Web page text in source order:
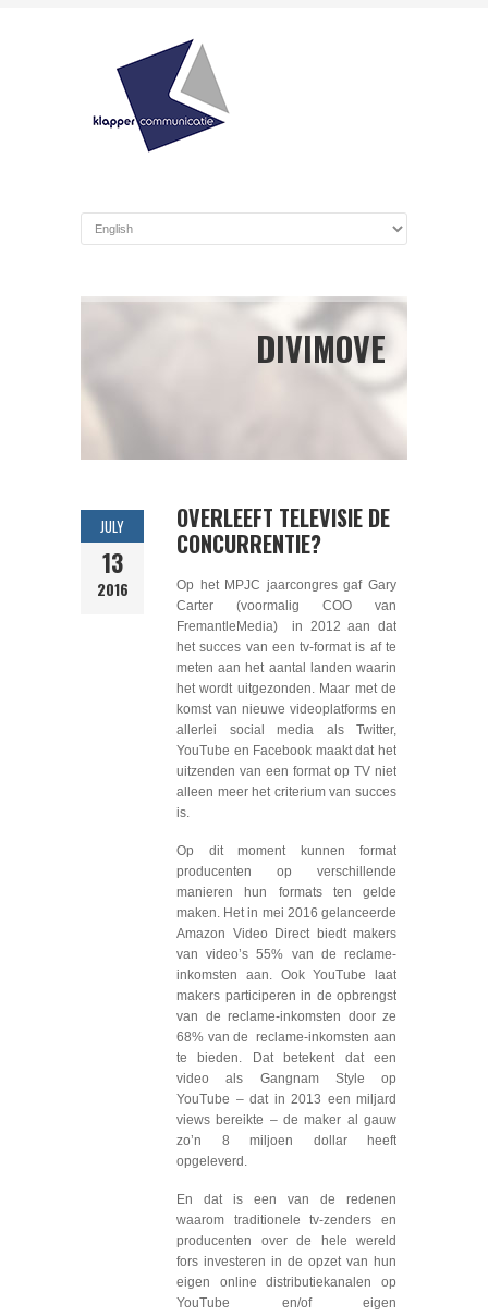
DIVIMOVE
JULY
13
2016
OVERLEEFT TELEVISIE DE
CONCURRENTIE?
Op het MPJC jaarcongres gaf Gary
Carter (voormalig COO van
FremantleMedia) in 2012 aan dat
het succes van een tv-format is af te
meten aan het aantal landen waarin
het wordt uitgezonden. Maar met de
komst van nieuwe videoplatforms en
allerlei social media als Twitter,
YouTube en Facebook maakt dat het
uitzenden van een format op TV niet
alleen meer het criterium van succes
is.
Op dit moment kunnen format
producenten op verschillende
manieren hun formats ten gelde
maken. Het in mei 2016 gelanceerde
Amazon Video Direct biedt makers
van video’s 55% van de reclame-
inkomsten aan. Ook YouTube laat
makers participeren in de opbrengst
van de reclame-inkomsten door ze
68% van de reclame-inkomsten aan
te bieden. Dat betekent dat een
video als Gangnam Style op
YouTube – dat in 2013 een miljard
views bereikte – de maker al gauw
zo’n 8 miljoen dollar heeft
opgeleverd.
En dat is een van de redenen
waarom traditionele tv-zenders en
producenten over de hele wereld
fors investeren in de opzet van hun
eigen online distributiekanalen op
YouTube en/of eigen